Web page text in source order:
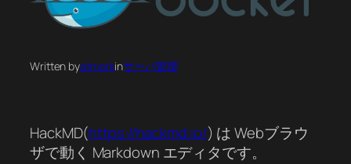
Written byatmarkinサーバ管理
HackMD(https://hackmd.io/) は Webブラウ
ザで動く Markdown エディタです。